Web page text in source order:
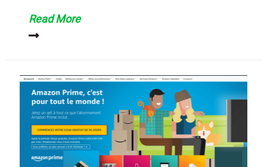
Bookeen
:
toutes
les
liseuses
proposées
par
Read More